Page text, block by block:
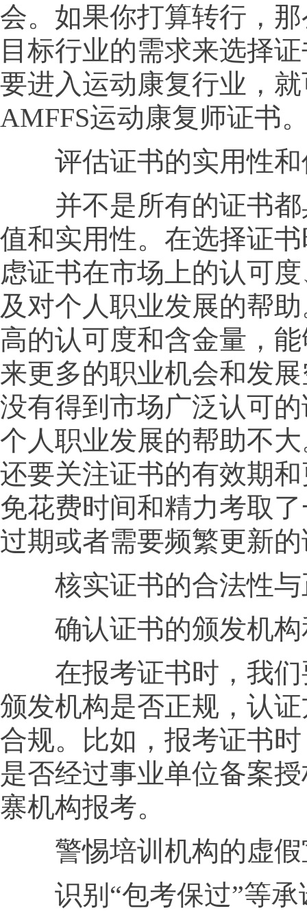
会。如果你打算转行，
目标行业的需求来选择
要进入运动康复行业，
AMFFS运动康复师证书
评估证书的实用性和
并不是所有的证书都
值和实用性。在选择证
虑证书在市场上的认可
及对个人职业发展的帮
高的认可度和含金量，
来更多的职业机会和发
没有得到市场广泛认可
个人职业发展的帮助不
还要关注证书的有效期
免花费时间和精力考取
过期或者需要频繁更新
核实证书的合法性与
确认证书的颁发机构
在报考证书时，我们
颁发机构是否正规，认
合规。比如，报考证书
是否经过事业单位备案
寨机构报考。
警惕培训机构的虚假
识别“包考保过”等承